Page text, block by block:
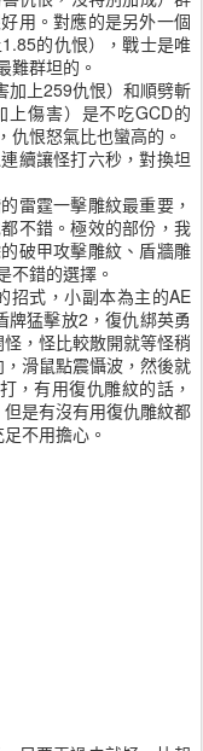
用。對應的是另外一個
的仇恨），戰士是唯
難群坦的。
加上259仇恨）和順劈斬
上傷害）是不吃GCD的
仇恨怒氣比也蠻高的。
續讓怪打六秒，對換坦
雷霆一擊雕紋最重要，
不錯。極效的部份，我
破甲攻擊雕紋、盾牆雕
不錯的選擇。
招式，小副本為主的AE
牌猛擊放2，復仇綁英勇
，怪比較散開就等怪稍
滑鼠點震懾波，然後就
，有用復仇雕紋的話，
是有沒有用復仇雕紋都
不用擔心。